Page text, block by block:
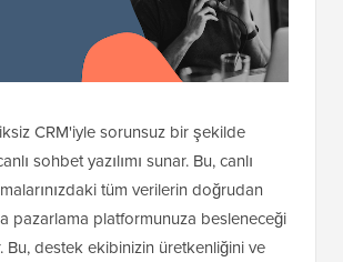
CRM'iyle sorunsuz bir şekilde
sohbet yazılımı sunar. Bu, canlı
tüm verilerin doğrudan
pazarlama platformunuza besleneceği
Bu, destek ekibinizin üretkenliğini ve